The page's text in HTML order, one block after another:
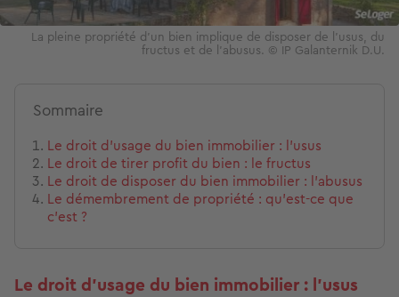
La pleine propriété d'un bien implique de disposer de l'usus, du
fructus et de l'abusus. © IP Galanternik D.U.
Sommaire
Le droit d’usage du bien immobilier : l’usus
Le droit de tirer profit du bien : le fructus
Le droit de disposer du bien immobilier : l’abusus
Le démembrement de propriété : qu’est-ce que
c’est ?
Le droit d’usage du bien immobilier : l’usus